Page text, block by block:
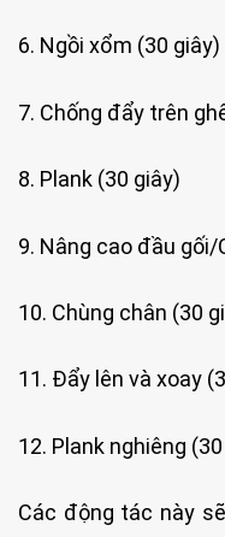
6. Ngồi xổm (30 giây)
7. Chống đẩy trên
8. Plank (30 giây)
9. Nâng cao đầu
10. Chùng chân (30
11. Đẩy lên và xoay
12. Plank nghiêng
Các động tác này